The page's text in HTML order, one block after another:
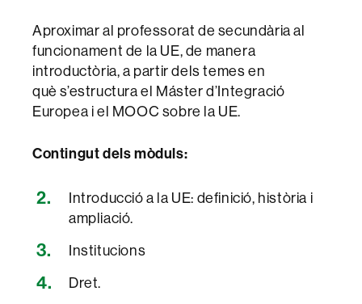
Aproximar al professorat de secundària al
funcionament de la UE, de manera
introductòria, a partir dels temes en
què s’estructura el Máster d’Integració
Europea i el MOOC sobre la UE.
Contingut dels mòduls:
Introducció a la UE: definició, història i
ampliació.
Institucions
Dret.